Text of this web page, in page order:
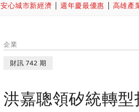
安心城市新經濟 週年慶最優惠 高雄產
企業
財訊 742 期
洪嘉聰領矽統轉